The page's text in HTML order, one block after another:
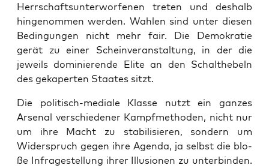
Herr­schafts­un­ter­wor­fe­nen tre­ten und des­halb
hin­ge­nom­men wer­den. Wah­len sind unter die­sen
Bedin­gun­gen nicht mehr fair. Die Demo­kra­tie
gerät zu einer Schein­ver­an­stal­tung, in der die
jeweils domi­nie­ren­de Eli­te an den Schalt­he­beln
des geka­per­ten Staa­tes sitzt.
Die poli­tisch-media­le Klas­se nutzt ein gan­zes
Arse­nal ver­schie­de­ner Kampf­me­tho­den, nicht nur
um ihre Macht zu sta­bi­li­sie­ren, son­dern um
Wider­spruch gegen ihre Agen­da, ja selbst die blo­
ße Infra­ge­stel­lung ihrer Illu­sio­nen zu unter­bin­den.